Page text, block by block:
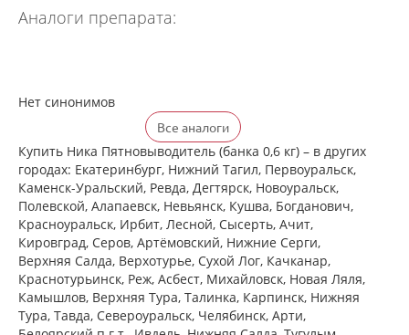
Аналоги препарата:
Нет синонимов
Все аналоги
Купить Ника Пятновыводитель (банка 0,6 кг) – в других
городах: Екатеринбург, Нижний Тагил, Первоуральск,
Каменск-Уральский, Ревда, Дегтярск, Новоуральск,
Полевской, Алапаевск, Невьянск, Кушва, Богданович,
Красноуральск, Ирбит, Лесной, Сысерть, Ачит,
Кировград, Серов, Артёмовский, Нижние Cерги,
Верхняя Салда, Верхотурье, Сухой Лог, Качканар,
Краснотурьинск, Реж, Асбест, Михайловск, Новая Ляля,
Камышлов, Верхняя Тура, Талинка, Карпинск, Нижняя
Тура, Тавда, Североуральск, Челябинск, Арти,